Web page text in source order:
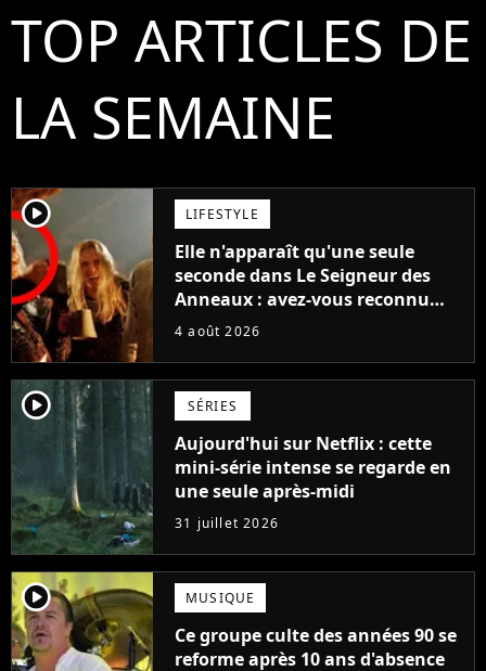
TOP ARTICLES DE
LA SEMAINE
player2 LIFESTYLE
Elle n'apparaît qu'une seule
seconde dans Le Seigneur des
Anneaux : avez-vous reconnu
cette légende du cinéma dans la
4 août 2026
player2 SÉRIES
Aujourd'hui sur Netflix : cette
mini-série intense se regarde en
une seule après-midi
31 juillet 2026
player2 MUSIQUE
Ce groupe culte des années 90 se
reforme après 10 ans d'absence